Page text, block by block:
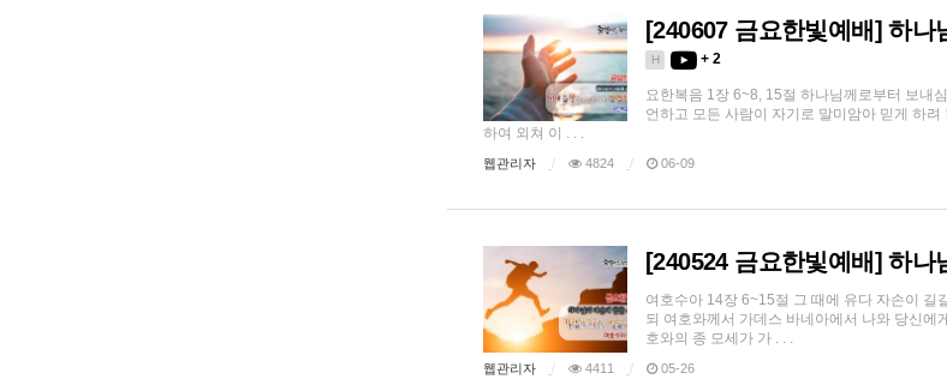
[240607 금요한빛예배] 하
H + 2
요한복음 1장 6~8, 15절 하나님께로부터 보내
언하고 모든 사람이 자기로 말미암아 믿게 하
하여 외쳐 이 . . .
웹관리자 4824 06-09
[240524 금요한빛예배] 하
여호수아 14장 6~15절 그 때에 유다 자손이 길
되 여호와께서 가데스 바네아에서 나와 당신에
호와의 종 모세가 가 . . .
웹관리자 4411 05-26